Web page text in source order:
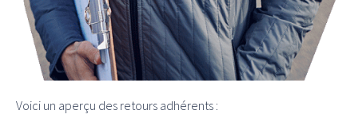
Voici un aperçu des retours adhérents :